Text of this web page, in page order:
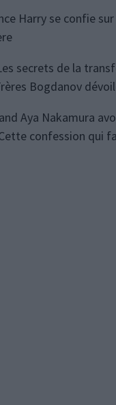
Harry se confie
secrets de la
Bogdanov
Aya Nakamura
confession qui